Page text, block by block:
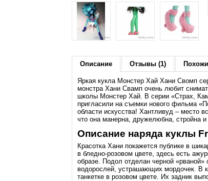
Описание Отзывы (1)
Яркая кукла Монстер Хай Хани Свомп
монстра Хани Свамп очень любит
школы Монстер Хай. В серии «Страх,
пригласили на съемки нового фильма
области искусства! Хантливуд – место
что она манерна, дружелюбна, стройна и
Описание наряда куклы
Красотка Хани покажется публике в
в бледно-розовом цвете, здесь есть
образе. Подол отделан черной
водорослей, устрашающих мордочек. В
танкетке в розовом цвете. Их задник